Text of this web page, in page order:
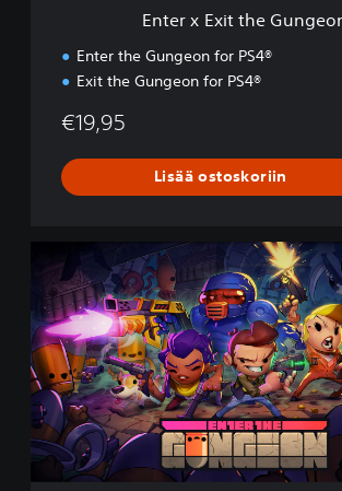
Enter x Exit the
Enter the Gungeon for PS4®
Exit the Gungeon for PS4®
€19,95
Lisää ostoskoriin
e
r
t
h
e
G
u
n
g